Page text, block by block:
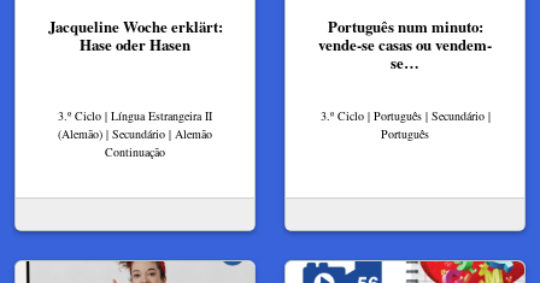
Jacqueline Woche erklärt:
Hase oder Hasen
3.º Ciclo | Língua Estrangeira II
(Alemão) | Secundário | Alemão
Continuação
Português num minuto:
vende-se casas ou vendem-
se…
3.º Ciclo | Português | Secundário |
Português